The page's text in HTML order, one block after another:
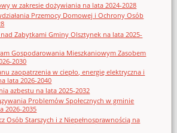
w zakresie dożywiania na lata 2024-2028
Przemocy Domowej i Ochrony Osób
Zabytkami Gminy Olsztynek na lata 2025-
Gospodarowania Mieszkaniowym Zasobem
2030
zaopatrzenia w ciepło, energię elektryczna i
lata 2026-2040
azbestu na lata 2025-2032
Problemów Społecznych w gminie
2026-2035
Osób Starszych i z Niepełnosprawnością na